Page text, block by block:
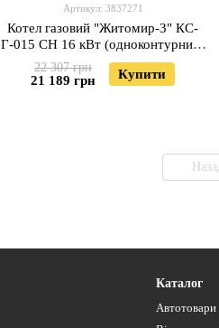
Артикул: 3837271
Котел газовий "Житомир-3" КС-
Г-015 СН 16 кВт (одноконтурний)
(димохід ззаду)
22 307 грн
21 189 грн Купити
Каталог
Автотовари